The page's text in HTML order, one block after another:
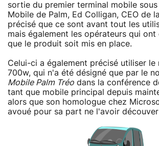
sortie du premier terminal mobile
Mobile de Palm, Ed Colligan, CEO de
précisé que ce sont avant tout les
mais également les opérateurs qui ont
que le produit soit mis en place.
Celui-ci a également précisé utiliser le
700w, qui n'a été désigné que par le
Mobile Palm Tréo dans la conférence
tant que mobile principal depuis
alors que son homologue chez
avoué pour sa part ne l'avoir